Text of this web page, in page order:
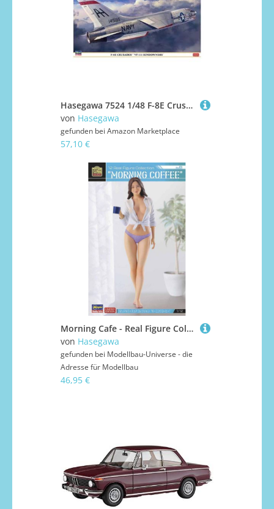
Hasegawa 7524 1/48 F-8E Crusader VF111 Sundowners Modellbausatz, Mehrfarbig
von Hasegawa
gefunden bei Amazon Marketplace
57,10 €
Morning Cafe - Real Figure Collection No.43
von Hasegawa
gefunden bei Modellbau-Universe - die
Adresse für Modellbau
46,95 €